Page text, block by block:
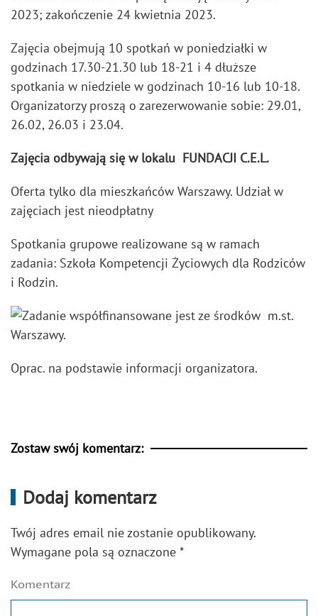
2023; zakończenie 24 kwietnia 2023.
Zajęcia obejmują 10 spotkań w poniedziałki w
godzinach 17.30-21.30 lub 18-21 i 4 dłuższe
spotkania w niedziele w godzinach 10-16 lub 10-18.
Organizatorzy proszą o zarezerwowanie sobie: 29.01,
26.02, 26.03 i 23.04.
Zajęcia odbywają się w lokalu FUNDACJI C.E.L.
Oferta tylko dla mieszkańców Warszawy. Udział w
zajęciach jest nieodpłatny
Spotkania grupowe realizowane są w ramach
zadania: Szkoła Kompetencji Życiowych dla Rodziców
i Rodzin.
Oprac. na podstawie informacji organizatora.
Zostaw swój komentarz:
Dodaj komentarz
Twój adres email nie zostanie opublikowany.
Wymagane pola są oznaczone *
Komentarz